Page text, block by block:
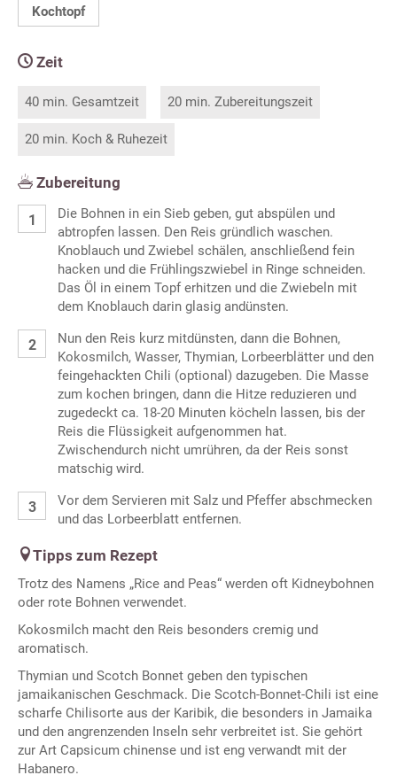
Kochtopf
Zeit
40 min. Gesamtzeit 20 min. Zubereitungszeit
20 min. Koch & Ruhezeit
Zubereitung
Die Bohnen in ein Sieb geben, gut abspülen und
abtropfen lassen. Den Reis gründlich waschen.
Knoblauch und Zwiebel schälen, anschließend fein
hacken und die Frühlingszwiebel in Ringe schneiden.
Das Öl in einem Topf erhitzen und die Zwiebeln mit
dem Knoblauch darin glasig andünsten.
Nun den Reis kurz mitdünsten, dann die Bohnen,
Kokosmilch, Wasser, Thymian, Lorbeerblätter und den
feingehackten Chili (optional) dazugeben. Die Masse
zum kochen bringen, dann die Hitze reduzieren und
zugedeckt ca. 18-20 Minuten köcheln lassen, bis der
Reis die Flüssigkeit aufgenommen hat.
Zwischendurch nicht umrühren, da der Reis sonst
matschig wird.
Vor dem Servieren mit Salz und Pfeffer abschmecken
und das Lorbeerblatt entfernen.
Tipps zum Rezept
Trotz des Namens „Rice and Peas“ werden oft Kidneybohnen
oder rote Bohnen verwendet.
Kokosmilch macht den Reis besonders cremig und
aromatisch.
Thymian und Scotch Bonnet geben den typischen
jamaikanischen Geschmack. Die Scotch-Bonnet-Chili ist eine
scharfe Chilisorte aus der Karibik, die besonders in Jamaika
und den angrenzenden Inseln sehr verbreitet ist. Sie gehört
zur Art Capsicum chinense und ist eng verwandt mit der
Habanero.